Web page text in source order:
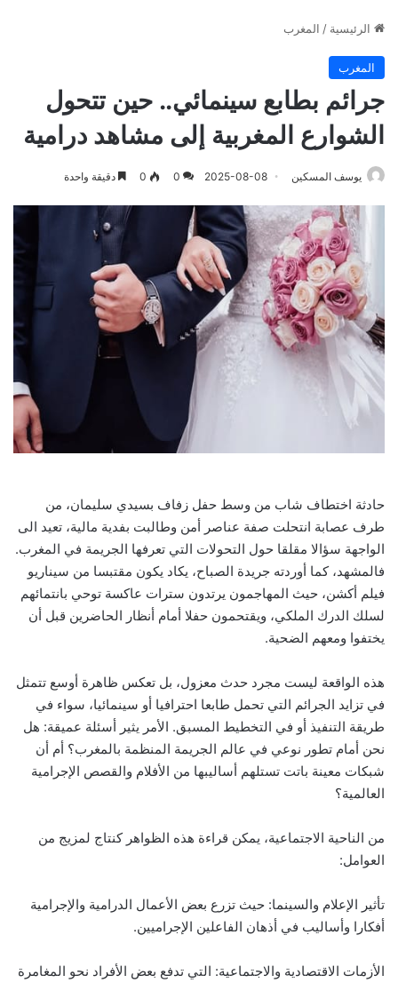
الرئيسية / المغرب
المغرب
جرائم بطابع سينمائي.. حين تتحول
الشوارع المغربية إلى مشاهد درامية
يوسف المسكين 2025-08-08
0
0 دقيقة واحدة
حادثة اختطاف شاب من وسط حفل زفاف بسيدي سليمان، من
طرف عصابة انتحلت صفة عناصر أمن وطالبت بفدية مالية، تعيد الى
الواجهة سؤالا مقلقا حول التحولات التي تعرفها الجريمة في المغرب.
فالمشهد، كما أوردته جريدة الصباح، يكاد يكون مقتبسا من سيناريو
فيلم أكشن، حيث المهاجمون يرتدون سترات عاكسة توحي بانتمائهم
لسلك الدرك الملكي، ويقتحمون حفلا أمام أنظار الحاضرين قبل أن
يختفوا ومعهم الضحية.
هذه الواقعة ليست مجرد حدث معزول، بل تعكس ظاهرة أوسع تتمثل
في تزايد الجرائم التي تحمل طابعا احترافيا أو سينمائيا، سواء في
طريقة التنفيذ أو في التخطيط المسبق. الأمر يثير أسئلة عميقة: هل
نحن أمام تطور نوعي في عالم الجريمة المنظمة بالمغرب؟ أم أن
شبكات معينة باتت تستلهم أساليبها من الأفلام والقصص الإجرامية
العالمية؟
من الناحية الاجتماعية، يمكن قراءة هذه الظواهر كنتاج لمزيج من
العوامل:
تأثير الإعلام والسينما: حيث تزرع بعض الأعمال الدرامية والإجرامية
أفكارا وأساليب في أذهان الفاعلين الإجراميين.
الأزمات الاقتصادية والاجتماعية: التي تدفع بعض الأفراد نحو المغامرة